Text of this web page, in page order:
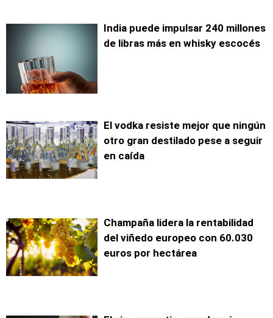
India puede impulsar 240 millones
de libras más en whisky escocés
El vodka resiste mejor que ningún
otro gran destilado pese a seguir
en caída
Champaña lidera la rentabilidad
del viñedo europeo con 60.030
euros por hectárea